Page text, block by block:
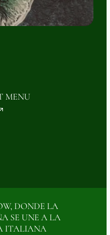
MENU
DONDE LA
SE UNE A LA
ITALIANA